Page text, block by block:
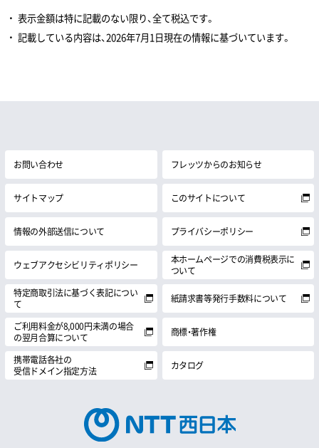
表示金額は特に記載のない限り、全て税込です。
記載している内容は、2026年7月1日現在の情報に基づいています。
お問い合わせ フレッツからのお知らせ
サイトマップ このサイトについて
情報の外部送信について プライバシーポリシー
ウェブアクセシビリティポリシー
本ホームページでの消費税表示に
ついて
特定商取引法に基づく表記につい
て
紙請求書等発行手数料について
ご利用料金が8,000円未満の場合
の翌月合算について
商標・著作権
携帯電話各社の
受信ドメイン指定方法
カタログ